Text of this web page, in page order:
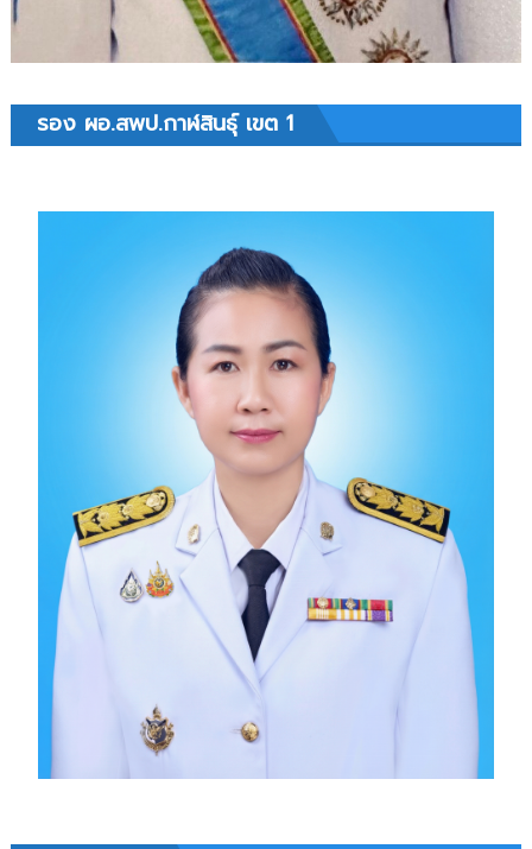
รอง ผอ.สพป.กาฬสินธุ์ เขต 1